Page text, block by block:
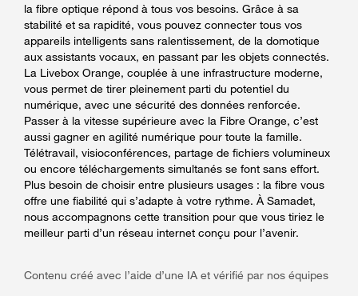
la fibre optique répond à tous vos besoins. Grâce à sa
stabilité et sa rapidité, vous pouvez connecter tous vos
appareils intelligents sans ralentissement, de la domotique
aux assistants vocaux, en passant par les objets connectés.
La Livebox Orange, couplée à une infrastructure moderne,
vous permet de tirer pleinement parti du potentiel du
numérique, avec une sécurité des données renforcée.
Passer à la vitesse supérieure avec la Fibre Orange, c’est
aussi gagner en agilité numérique pour toute la famille.
Télétravail, visioconférences, partage de fichiers volumineux
ou encore téléchargements simultanés se font sans effort.
Plus besoin de choisir entre plusieurs usages : la fibre vous
offre une fiabilité qui s’adapte à votre rythme. À Samadet,
nous accompagnons cette transition pour que vous tiriez le
meilleur parti d’un réseau internet conçu pour l’avenir.
Contenu créé avec l’aide d’une IA et vérifié par nos équipes